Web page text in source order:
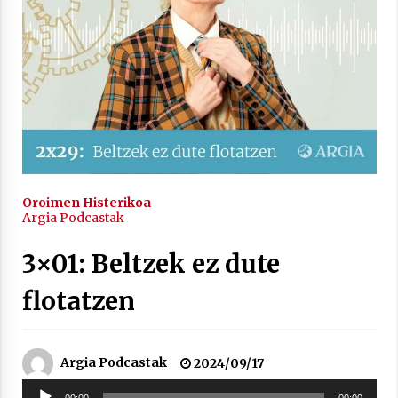
2021/11/25
Mahai-ingurua: irratia, podcastak
eta ondoren zer?
2021/11/12
Oroimen Histerikoa
Argia Podcastak
3×01: Beltzek ez dute
flotatzen
Argia Podcastak
2024/09/17
Soinu